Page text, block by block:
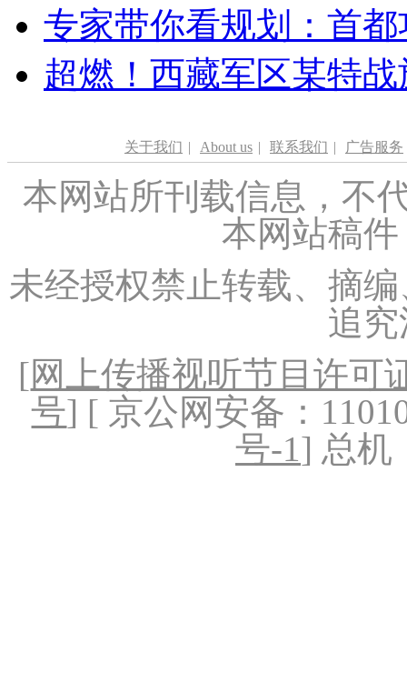
专家带你看规划：首
超燃！西藏军区某特
关于我们 | About us | 联系我们 | 广告服务
本网站所刊载信息，不
本网站稿
未经授权禁止转载、摘
追
[网上传播视听节目许可
号] [ 京公网安备：
号-1] 总机